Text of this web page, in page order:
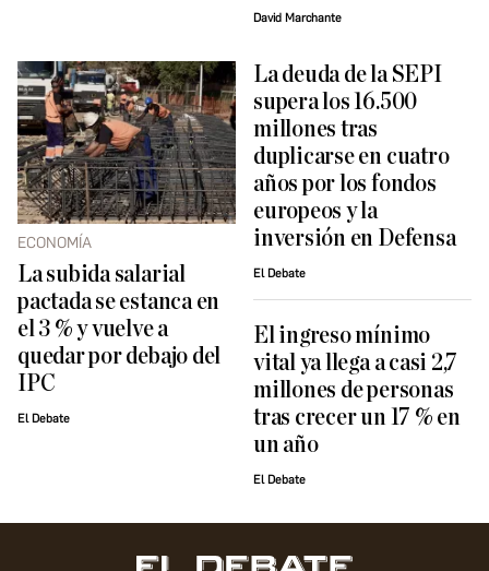
David Marchante
ECONOMÍA
La subida salarial
pactada se estanca en
el 3 % y vuelve a
quedar por debajo del
IPC
El Debate
La deuda de la SEPI
supera los 16.500
millones tras
duplicarse en cuatro
años por los fondos
europeos y la
inversión en Defensa
El Debate
El ingreso mínimo
vital ya llega a casi 2,7
millones de personas
tras crecer un 17 % en
un año
El Debate